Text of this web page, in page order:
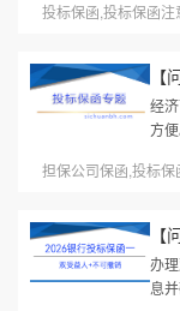
办
投标保函,投标保函
经
方
那
担保公司保函,投标
办
息